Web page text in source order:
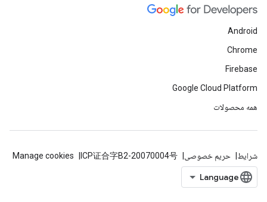
Android
Chrome
Firebase
Google Cloud Platform
همه محصولات
شرایط حریم خصوصی ICP证合字B2-20070004号
Manage cookies